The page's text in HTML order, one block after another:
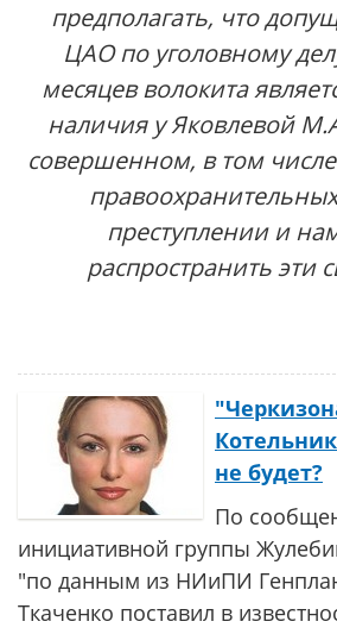
предполагать, что
ЦАО по уголовному
месяцев волокита
наличия у Яковлевой
совершенном, в том
преступлении и
распространить эти
не будет?
По
инициативной группы
"по данным из НИиПИ
Ткаченко поставил в